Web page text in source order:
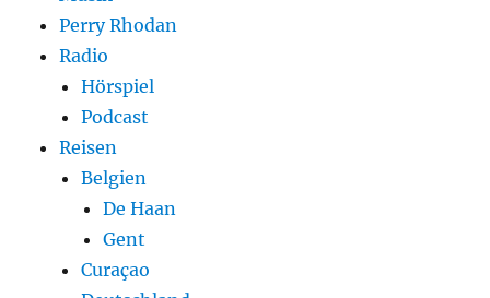
Perry Rhodan
Radio
Hörspiel
Podcast
Reisen
Belgien
De Haan
Gent
Curaçao